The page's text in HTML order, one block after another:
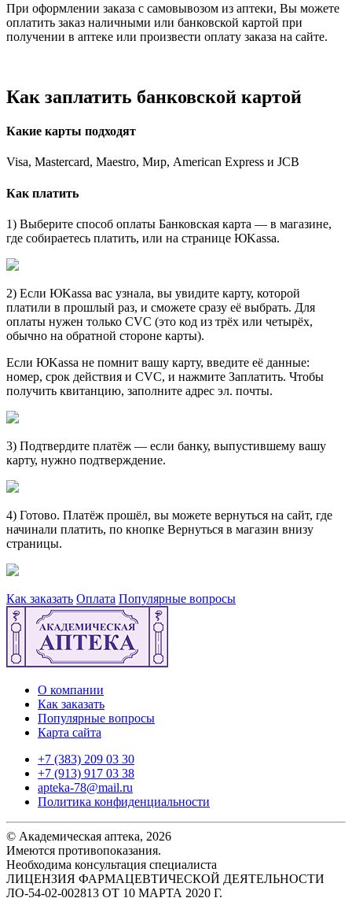
При оформлении заказа с самовывозом из аптеки, Вы можете
оплатить заказ наличными или банковской картой при
получении в аптеке или произвести оплату заказа на сайте.
Как заплатить банковской картой
Какие карты подходят
Visa, Mastercard, Maestro, Мир, American Express и JCB
Как платить
1) Выберите способ оплаты Банковская карта — в магазине,
где собираетесь платить, или на странице ЮKassa.
2) Если ЮKassa вас узнала, вы увидите карту, которой
платили в прошлый раз, и сможете сразу её выбрать. Для
оплаты нужен только CVC (это код из трёх или четырёх,
обычно на обратной стороне карты).
Если ЮKassa не помнит вашу карту, введите её данные:
номер, срок действия и CVC, и нажмите Заплатить. Чтобы
получить квитанцию, заполните адрес эл. почты.
3) Подтвердите платёж — если банку, выпустившему вашу
карту, нужно подтверждение.
4) Готово. Платёж прошёл, вы можете вернуться на сайт, где
начинали платить, по кнопке Вернуться в магазин внизу
страницы.
Как заказать Оплата Популярные вопросы
О компании
Как заказать
Популярные вопросы
Карта сайта
+7 (383) 209 03 30
+7 (913) 917 03 38
apteka-78@mail.ru
Политика конфиденциальности
© Академическая аптека, 2026
Имеются противопоказания.
Необходима консультация специалиста
ЛИЦЕНЗИЯ ФАРМАЦЕВТИЧЕСКОЙ ДЕЯТЕЛЬНОСТИ
ЛО-54-02-002813 ОТ 10 МАРТА 2020 Г.